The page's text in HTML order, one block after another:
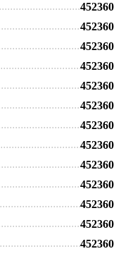
452360
452360
452360
452360
452360
452360
452360
452360
452360
452360
452360
452360
452360